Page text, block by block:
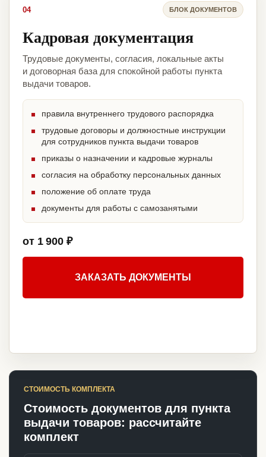
04 БЛОК ДОКУМЕНТОВ
Кадровая документация
Трудовые документы, согласия, локальные акты
и договорная база для спокойной работы пункта
выдачи товаров.
правила внутреннего трудового распорядка
трудовые договоры и должностные инструкции
для сотрудников пункта выдачи товаров
приказы о назначении и кадровые журналы
согласия на обработку персональных данных
положение об оплате труда
документы для работы с самозанятыми
от 1 900 ₽
ЗАКАЗАТЬ ДОКУМЕНТЫ
СТОИМОСТЬ КОМПЛЕКТА
Стоимость документов для пункта
выдачи товаров: рассчитайте
комплект